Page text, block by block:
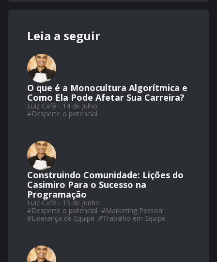
Leia a seguir
O que é a Monocultura Algorítmica e
Como Ela Pode Afetar Sua Carreira?
Luiz Café - 14 de Julho
#Desperte o potencial
Construindo Comunidade: Lições do
Casimiro Para o Sucesso na
Programação
Luiz Café - 15 de Junho
#Desperte o potencial #Marketing Pessoal
#Liderança de Equipe #Trabalho em Equipe